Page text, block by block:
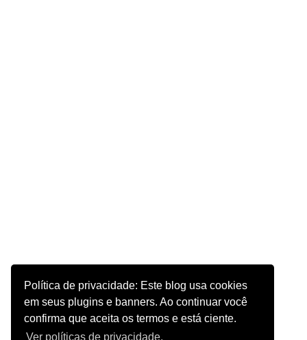
Política de privacidade: Este blog usa cookies
em seus plugins e banners. Ao continuar você
confirma que aceita os termos e está ciente.
Ver políticas de privacidade.